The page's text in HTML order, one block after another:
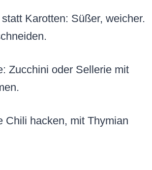
Karotten: Süßer, weicher.
Zucchini oder Sellerie mit
Chili hacken, mit Thymian